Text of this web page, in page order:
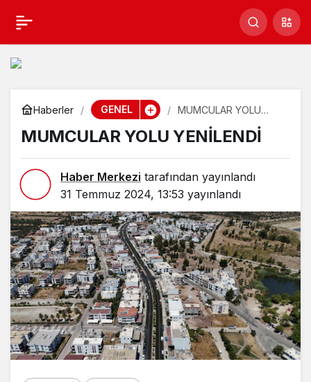
Haberler GENEL
MUMCULAR YOLU
MUMCULAR YOLU YENİLENDİ
Haber Merkezi tarafından yayınlandı
31 Temmuz 2024, 13:53 yayınlandı
MUMCULAR YOLU
YENİLENDİ
Paylaş